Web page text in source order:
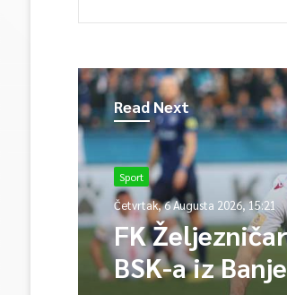
Read Next
Sport
Četvrtak, 6 Augusta 2026, 15:21
FK
BSK-a iz